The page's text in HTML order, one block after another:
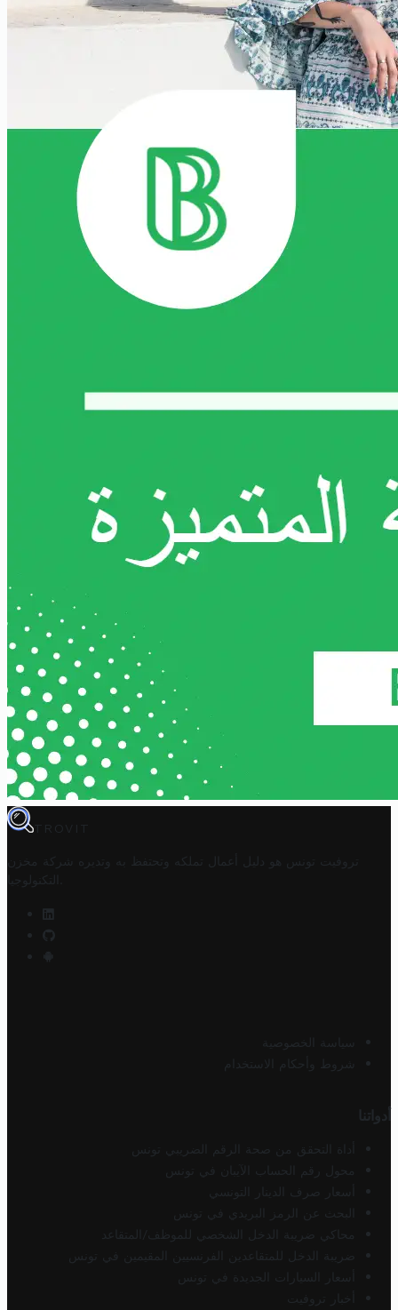
TROVIT
تروفيت تونس هو دليل أعمال تملكه وتحتفظ به وتديره
شركة مخزن
التكنولوجيا
سياسة الخصوصية
شروط وأحكام الاستخدام
أدواتنا
أداة التحقق من صحة الرقم الضريبي تونس
محول رقم الحساب الآيبان في تونس
أسعار صرف الدينار التونسي
البحث عن الرمز البريدي في تونس
محاكي ضريبة الدخل الشخصي للموظف/المتقاعد
ضريبة الدخل للمتقاعدين الفرنسيين المقيمين في تونس
أسعار السيارات الجديدة في تونس
أخبار تروفيت